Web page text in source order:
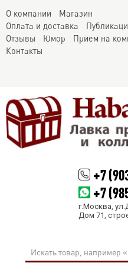
О компании
Магазин
Оплата и доставка
Отзывы
Юмор
Прием на
Контакты
+7
+7
г.Москва,
Дом 71,